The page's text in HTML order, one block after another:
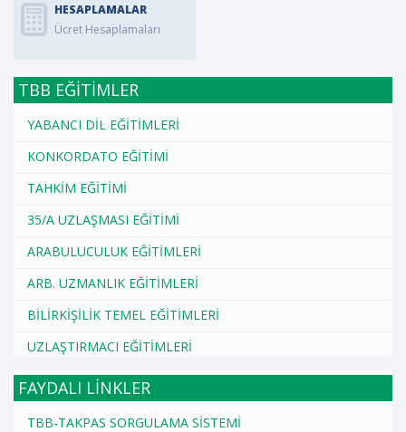
HESAPLAMALAR
Ücret Hesaplamaları
TBB EĞİTİMLER
YABANCI DİL EĞİTİMLERİ
KONKORDATO EĞİTİMİ
TAHKİM EĞİTİMİ
35/A UZLAŞMASI EĞİTİMİ
ARABULUCULUK EĞİTİMLERİ
ARB. UZMANLIK EĞİTİMLERİ
BİLİRKİŞİLİK TEMEL EĞİTİMLERİ
UZLAŞTIRMACI EĞİTİMLERİ
FAYDALI LİNKLER
TBB-TAKPAS SORGULAMA SİSTEMİ